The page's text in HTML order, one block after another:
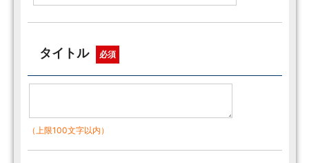
タイトル 必須
（上限100文字以内）